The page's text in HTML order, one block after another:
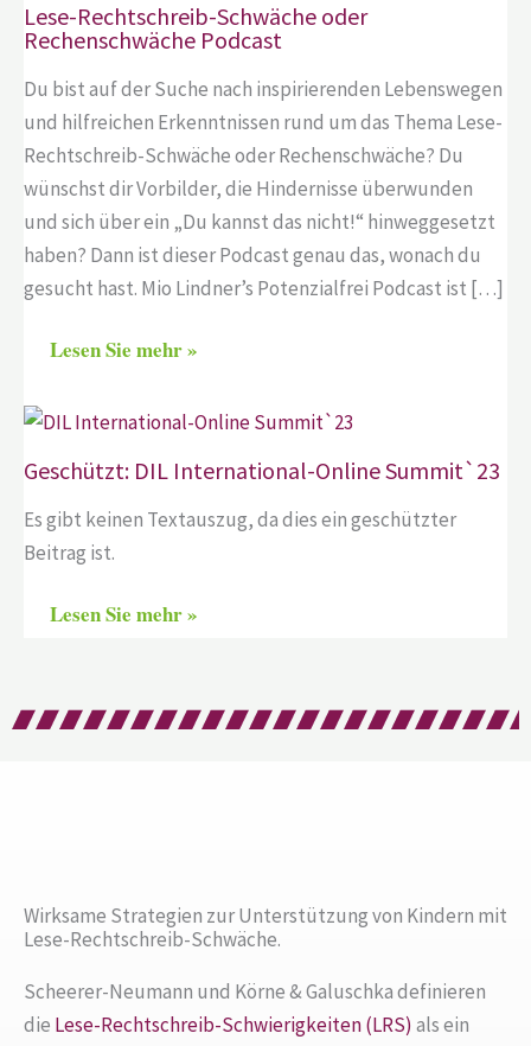
Lese-Rechtschreib-Schwäche oder
Rechenschwäche Podcast
Du bist auf der Suche nach inspirierenden Lebenswegen
und hilfreichen Erkenntnissen rund um das Thema Lese-
Rechtschreib-Schwäche oder Rechenschwäche? Du
wünschst dir Vorbilder, die Hindernisse überwunden
und sich über ein „Du kannst das nicht!“ hinweggesetzt
haben? Dann ist dieser Podcast genau das, wonach du
gesucht hast. Mio Lindner’s Potenzialfrei Podcast ist […]
Lesen Sie mehr »
Geschützt: DIL International-Online Summit`23
Es gibt keinen Textauszug, da dies ein geschützter
Beitrag ist.
Lesen Sie mehr »
Wirksame Strategien zur Unterstützung von Kindern mit
Lese-Rechtschreib-Schwäche.
Scheerer-Neumann und Körne & Galuschka definieren
die Lese-Rechtschreib-Schwierigkeiten (LRS) als ein